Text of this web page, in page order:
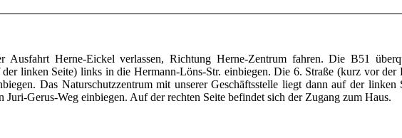
Ausfahrt Herne-Eickel verlassen, Richtung Herne-Zentrum fahren. Die B51
linken Seite) links in die Hermann-Löns-Str. einbiegen. Die 6. Straße (kurz vor der
Das Naturschutzzentrum mit unserer Geschäftsstelle liegt dann auf der
Juri-Gerus-Weg einbiegen. Auf der rechten Seite befindet sich der Zugang zum Haus.